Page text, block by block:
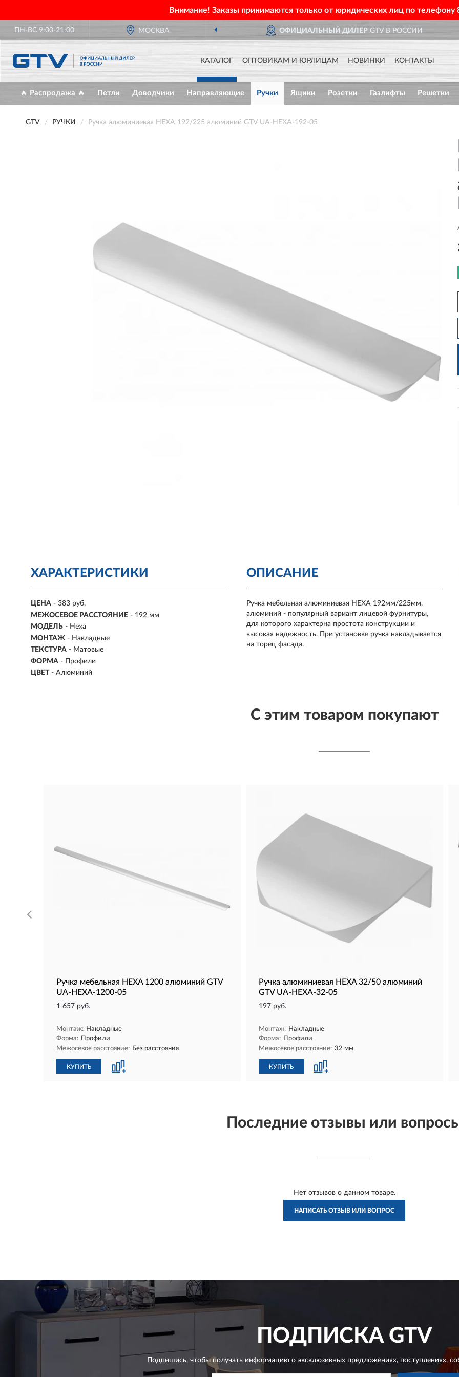
Внимание! Заказы принимаются только от юридических лиц по телефону
ПН-ВС 9:00-21:00 МОСКВА ОФИЦИАЛЬНЫЙ ДИЛЕРGTV В РОССИИ
КАТАЛОГ ОПТОВИКАМ И ЮРЛИЦАМ НОВИНКИ КОНТАКТЫ
🔥 Распродажа 🔥 Петли Доводчики Направляющие Ручки Ящики Розетки Газлифты Решетки
GTV РУЧКИ Ручка алюминиевая HEXA 192/225 алюминий GTV UA-HEXA-192-05
ХАРАКТЕРИСТИКИ
ЦЕНА - 383 руб.
МЕЖОСЕВОЕ РАССТОЯНИЕ - 192 мм
МОДЕЛЬ - Hexa
МОНТАЖ - Накладные
ТЕКСТУРА - Матовые
ФОРМА - Профили
ЦВЕТ - Алюминий
ОПИСАНИЕ
Ручка мебельная алюминиевая HEXA 192мм/225мм,
алюминий - популярный вариант лицевой фурнитуры,
для которого характерна простота конструкции и
высокая надежность. При установке ручка накладывается
на торец фасада.
С этим товаром покупают
Ручка мебельная HEXA 1200 алюминий GTV
UA-HEXA-1200-05
1 657 руб.
Монтаж: Накладные
Форма:
Профили
Межосевое расстояние: Без расстояния
КУПИТЬ
Ручка алюминиевая HEXA 32/50 алюминий
GTV UA-HEXA-32-05
197 руб.
Монтаж: Накладные
Форма:
Профили
Межосевое расстояние: 32 мм
КУПИТЬ
Последние отзывы или
Нет отзывов о данном товаре.
НАПИСАТЬ ОТЗЫВ ИЛИ ВОПРОС
ПОДПИСКАGTV
Подпишись, чтобы получать информацию о эксклюзивных предложениях,поступлениях,